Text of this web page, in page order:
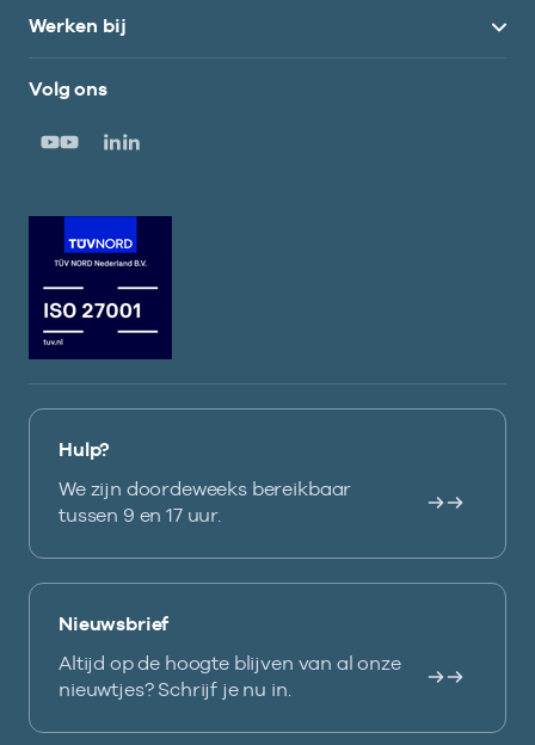
Werken bij
Volg ons
Hulp?
We zijn doordeweeks bereikbaar
tussen 9 en 17 uur.
Nieuwsbrief
Altijd op de hoogte blijven van al onze
nieuwtjes? Schrijf je nu in.